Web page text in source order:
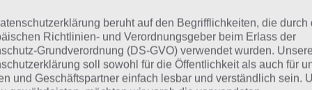
musst du für alles Geld ausgeben,
zum Bauen gibts es nicht umsonst. Erwirtschafte
und baue dir deine Trauminsel auf. Besuche
anzugeben oder ihnen beim Bauen zu helfen.
beruht auf den Begrifflichkeiten, die durch
Richtlinien- und Verordnungsgeber beim Erlass der
Grundverordnung (DS-GVO) verwendet wurden. Unsere
soll sowohl für die Öffentlichkeit als auch für
und Geschäftspartner einfach lesbar und verständlich sein.